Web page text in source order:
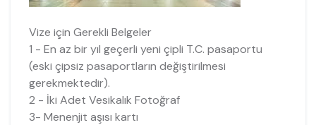
Vize için Gerekli Belgeler
1 - En az bir yıl geçerli yeni çipli T.C. pasaportu
(eski çipsiz pasaportların değiştirilmesi
gerekmektedir).
2 - İki Adet Vesikalık Fotoğraf
3- Menenjit aşısı kartı